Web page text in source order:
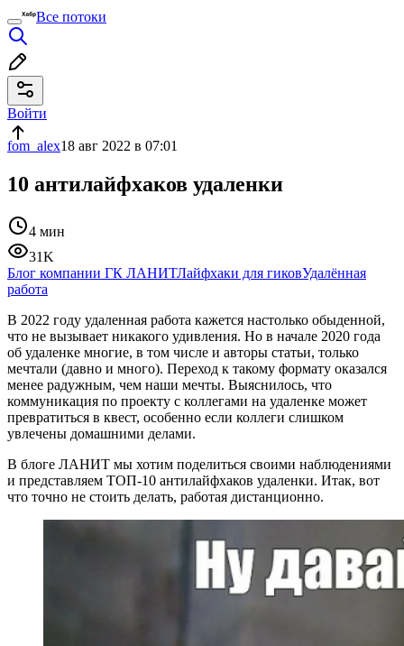
Все потоки
Войти
fom_alex18 авг 2022 в 07:01
10 антилайфхаков удаленки
4 мин
31K
Блог компании ГК ЛАНИТЛайфхаки для гиковУдалённая
работа
В 2022 году удаленная работа кажется настолько обыденной,
что не вызывает никакого удивления. Но в начале 2020 года
об удаленке многие, в том числе и авторы статьи, только
мечтали (давно и много). Переход к такому формату оказался
менее радужным, чем наши мечты. Выяснилось, что
коммуникация по проекту с коллегами на удаленке может
превратиться в квест, особенно если коллеги слишком
увлечены домашними делами.
В блоге ЛАНИТ мы хотим поделиться своими наблюдениями
и представляем ТОП-10 антилайфхаков удаленки. Итак, вот
что точно не стоить делать, работая дистанционно.